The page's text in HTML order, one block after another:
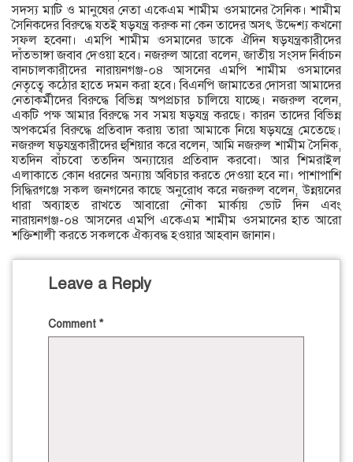
সদস্য মাটি ও মানুষের নেতা একেএম শামীম ওসমানের সৈনিক। শামীম
সৈনিকদের বিরুদ্ধে যতই ষড়যন্ত্র করুক না কেন তাদের অসৎ উদ্দেশ্য কখনো
সফল হবেনা। এমপি শামীম ওসমানের ডাকে ঐদিন ষড়যন্ত্রকারীদের
দাঁতভাঙ্গা জবাব দেওয়া হবে। নজরুল আরো বলেন, জাতীয় সংসদ নির্বাচন
বানচালকারীদের নারায়নগঞ্জ-০৪ আসনের এমপি শামীম ওসমানের
নেতৃত্বে কঠোর হাতে দমন করা হবে। বিএনপি জামাতের দোসরা আমাদের
নেতাকর্মীদের বিরুদ্ধে বিভিন্ন অপপ্রচার চালিয়ে যাচ্ছে। নজরুল বলেন,
একটি পক্ষ আমার বিরুদ্ধে সব সময় ষড়যন্ত্র করছে। কারন তাদের বিভিন্ন
অপকর্মের বিরুদ্ধে প্রতিবাদ করায় তারা আমাকে নিয়ে ষড়যন্ত্রে মেতেছে।
নজরুল ষড়যন্ত্রকারীদের হুশিয়ার করে বলেন, আমি নজরুল শামীম সৈনিক,
যতদিন বাঁচবো ততদিন অন্যায়ের প্রতিবাদ করবো। আর শিমরাইল
এলাকাতে কোন ধরনের অন্যায় অবিচার করতে দেওয়া হবে না। পাশাপাশি
সিদ্ধিরগঞ্জে সকল জনগনের কাছে অনুরোধ করে নজরুল বলেন, উন্নয়নের
ধারা অব্যাহত রাখতে আবারো নৌকা মার্কায় ভোট দিন এবং
নারায়নগঞ্জ-০৪ আসনের এমপি একেএম শামীম ওসমানের হাত আরো
শক্তিশালী করতে সকলকে ঐক্যবদ্ধ হওয়ার আহবান জানান।
Leave a Reply
Comment *